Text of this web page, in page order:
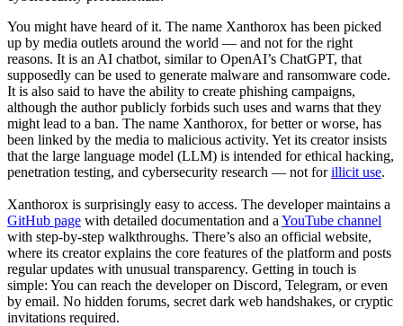
You might have heard of it. The name Xanthorox has been picked
up by media outlets around the world — and not for the right
reasons. It is an AI chatbot, similar to OpenAI’s ChatGPT, that
supposedly can be used to generate malware and ransomware code.
It is also said to have the ability to create phishing campaigns,
although the author publicly forbids such uses and warns that they
might lead to a ban. The name Xanthorox, for better or worse, has
been linked by the media to malicious activity. Yet its creator insists
that the large language model (LLM) is intended for ethical hacking,
penetration testing, and cybersecurity research — not forillicit use.
Xanthorox is surprisingly easy to access. The developer maintains a
GitHub page with detailed documentation and a YouTube channel
with step-by-step walkthroughs. There’s also an official website,
where its creator explains the core features of the platform and posts
regular updates with unusual transparency. Getting in touch is
simple: You can reach the developer on Discord, Telegram, or even
by email. No hidden forums, secret dark web handshakes, or cryptic
invitations required.